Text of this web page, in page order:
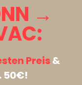
→
Preis&
50€!